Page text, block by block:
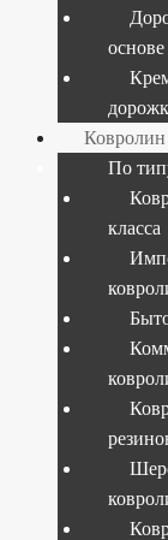
Текущий
Артикул:
О наличие и
телефонам:
Коллекция
Размер (м)
Состав
основе
Ковролин
По
класса